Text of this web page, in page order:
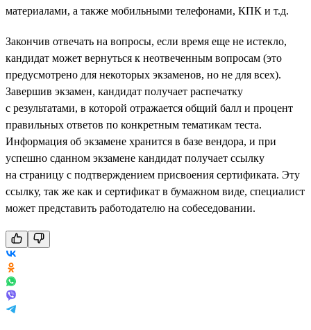
материалами, а также мобильными телефонами, КПК и т.д.
Закончив отвечать на вопросы, если время еще не истекло,
кандидат может вернуться к неотвеченным вопросам (это
предусмотрено для некоторых экзаменов, но не для всех).
Завершив экзамен, кандидат получает распечатку
с результатами, в которой отражается общий балл и процент
правильных ответов по конкретным тематикам теста.
Информация об экзамене хранится в базе вендора, и при
успешно сданном экзамене кандидат получает ссылку
на страницу с подтверждением присвоения сертификата. Эту
ссылку, так же как и сертификат в бумажном виде, специалист
может представить работодателю на собеседовании.